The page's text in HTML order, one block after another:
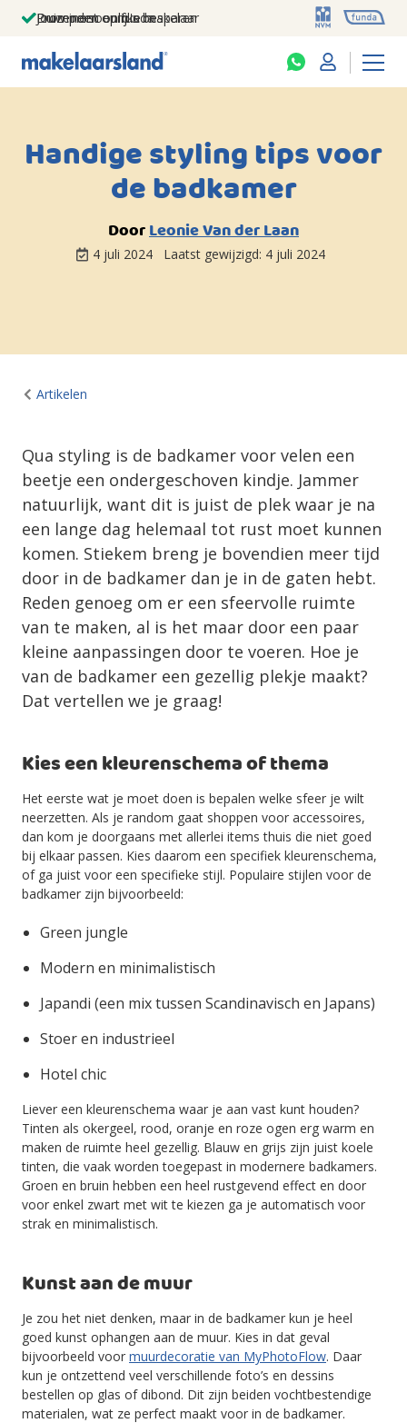
Jouw persoonlijke makelaar
Duizenden euro's besparen
Prominent op funda
Handige styling tips voor
de badkamer
DoorLeonie Van der Laan
4 juli 2024 Laatst gewijzigd: 4 juli 2024
Artikelen
Qua styling is de badkamer voor velen een
beetje een ondergeschoven kindje. Jammer
natuurlijk, want dit is juist de plek waar je na
een lange dag helemaal tot rust moet kunnen
komen. Stiekem breng je bovendien meer tijd
door in de badkamer dan je in de gaten hebt.
Reden genoeg om er een sfeervolle ruimte
van te maken, al is het maar door een paar
kleine aanpassingen door te voeren. Hoe je
van de badkamer een gezellig plekje maakt?
Dat vertellen we je graag!
Kies een kleurenschema of thema
Het eerste wat je moet doen is bepalen welke sfeer je wilt
neerzetten. Als je random gaat shoppen voor accessoires,
dan kom je doorgaans met allerlei items thuis die niet goed
bij elkaar passen. Kies daarom een specifiek kleurenschema,
of ga juist voor een specifieke stijl. Populaire stijlen voor de
badkamer zijn bijvoorbeeld:
Green jungle
Modern en minimalistisch
Japandi (een mix tussen Scandinavisch en Japans)
Stoer en industrieel
Hotel chic
Liever een kleurenschema waar je aan vast kunt houden?
Tinten als okergeel, rood, oranje en roze ogen erg warm en
maken de ruimte heel gezellig. Blauw en grijs zijn juist koele
tinten, die vaak worden toegepast in modernere badkamers.
Groen en bruin hebben een heel rustgevend effect en door
voor enkel zwart met wit te kiezen ga je automatisch voor
strak en minimalistisch.
Kunst aan de muur
Je zou het niet denken, maar in de badkamer kun je heel
goed kunst ophangen aan de muur. Kies in dat geval
bijvoorbeeld voor muurdecoratie van MyPhotoFlow. Daar
kun je ontzettend veel verschillende foto’s en dessins
bestellen op glas of dibond. Dit zijn beiden vochtbestendige
materialen, wat ze perfect maakt voor in de badkamer.